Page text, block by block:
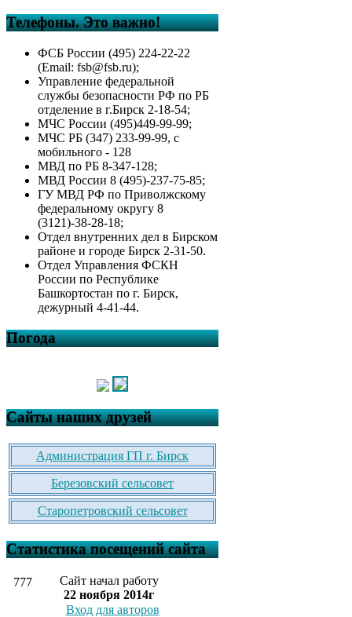
Телефоны. Это важно!
ФСБ России (495) 224-22-22
(Email: fsb@fsb.ru);
Управление федеральной
службы безопасности РФ по РБ
отделение в г.Бирск 2-18-54;
МЧС России (495)449-99-99;
МЧС РБ (347) 233-99-99, с
мобильного - 128
МВД по РБ 8-347-128;
МВД России 8 (495)-237-75-85;
ГУ МВД РФ по Приволжскому
федеральному округу 8
(3121)-38-28-18;
Отдел внутренних дел в Бирском
районе и городе Бирск 2-31-50.
Отдел Управления ФСКН
России по Республике
Башкортостан по г. Бирск,
дежурный 4-41-44.
Погода
Сайты наших друзей
Администрация ГП г. Бирск
Березовский сельсовет
Старопетровский сельсовет
Статистика посещений сайта
777
Сайт начал работу
22 ноября 2014г
Вход для авторов